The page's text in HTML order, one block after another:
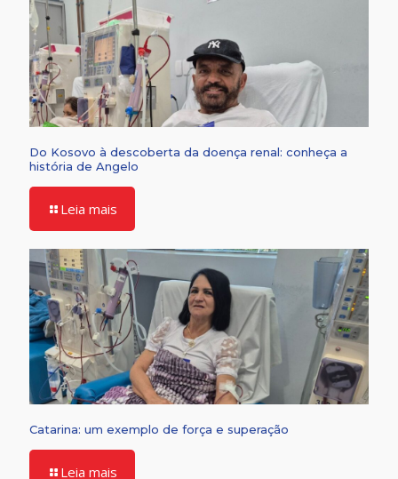
Do Kosovo à descoberta da doença renal: conheça a
história de Angelo
Leia mais
Catarina: um exemplo de força e superação
Leia mais